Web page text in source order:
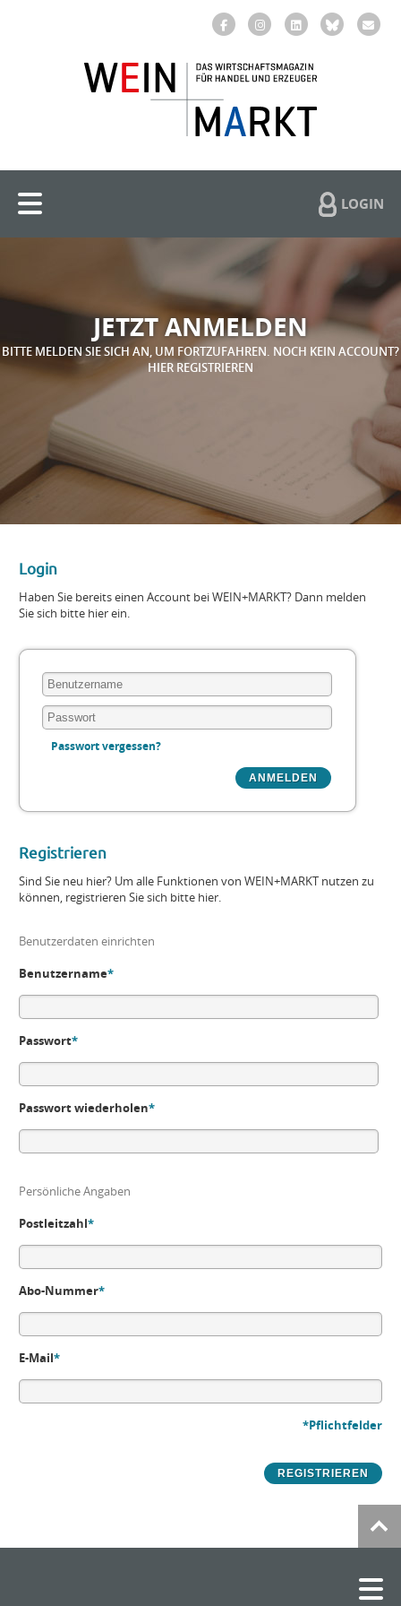
LOGIN
JETZT ANMELDEN
BITTE MELDEN SIE SICH AN, UM FORTZUFAHREN. NOCH KEIN ACCOUNT?
HIER REGISTRIEREN
Login
Haben Sie bereits einen Account bei WEIN+MARKT? Dann melden
Sie sich bitte hier ein.
Passwort vergessen?
Registrieren
Sind Sie neu hier? Um alle Funktionen von WEIN+MARKT nutzen zu
können, registrieren Sie sich bitte hier.
Benutzerdaten einrichten
Benutzername*
Passwort*
Passwort wiederholen*
Persönliche Angaben
Postleitzahl*
Abo-Nummer*
E-Mail*
*Pflichtfelder